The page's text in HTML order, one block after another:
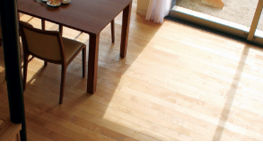
間町３丁目 全2棟2号棟
ヶ丘駅 徒歩11分